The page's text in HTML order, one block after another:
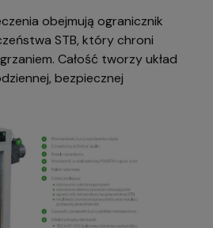
obejmują ogranicznik
STB, który chroni
Całość tworzy układ
bezpiecznej